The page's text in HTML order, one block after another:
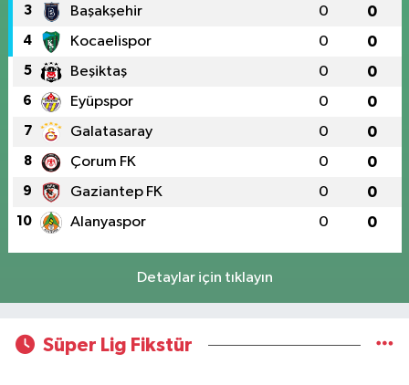
3 Başakşehir 0 0
4 Kocaelispor 0 0
5 Beşiktaş 0 0
6 Eyüpspor 0 0
7 Galatasaray 0 0
8 Çorum FK 0 0
9 Gaziantep FK 0 0
10 Alanyaspor 0 0
Detaylar için tıklayın
Süper Lig Fikstür